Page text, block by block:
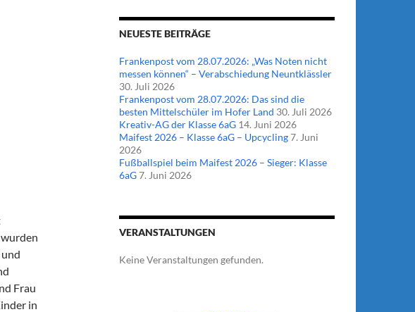
Frau
in
NEUESTE BEITRÄGE
Frankenpost vom 28.07.2026: „Was Noten nicht
messen können“ – Verabschiedung Neuntklässler
30. Juli 2026
Frankenpost vom 28.07.2026: Das sind die
besten Mittelschüler im Hofer Land 30. Juli 2026
Kreativ-AG der Klasse 6aG 14. Juni 2026
Maifest 2026 – Klasse 6aG – Upcycling7. Juni
2026
Fußballspiel beim Maifest 2026 – Sieger: Klasse
6aG7. Juni 2026
VERANSTALTUNGEN
Keine Veranstaltungen gefunden.